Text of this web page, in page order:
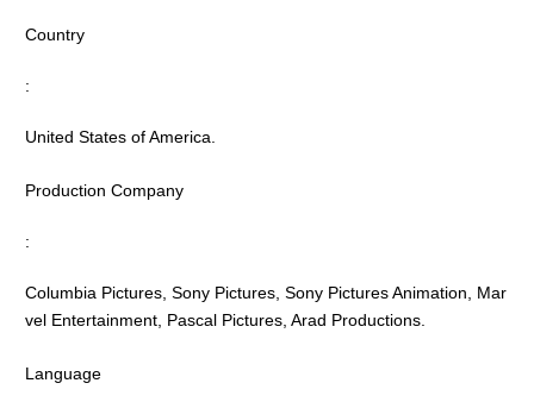
Country
:
United States of America.
Production Company
:
Columbia Pictures, Sony Pictures, Sony Pictures Animation, Mar
vel Entertainment, Pascal Pictures, Arad Productions.
Language